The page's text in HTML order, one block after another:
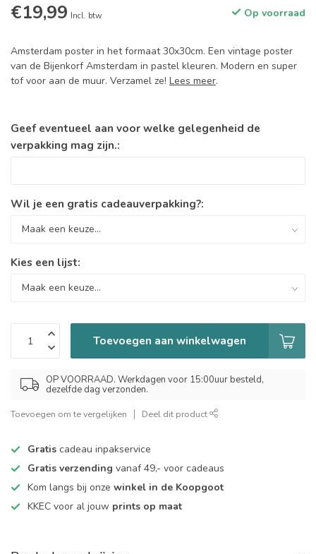
€19,99 Incl. btw Op voorraad
Amsterdam poster in het formaat 30x30cm. Een vintage poster
van de Bijenkorf Amsterdam in pastel kleuren. Modern en super
tof voor aan de muur. Verzamel ze! Lees meer.
Geef eventueel aan voor welke gelegenheid de
verpakking mag zijn.:
Wil je een gratis cadeauverpakking?:
Kies een lijst:
Toevoegen aan winkelwagen
OP VOORRAAD. Werkdagen voor 15:00uur besteld,
dezelfde dag verzonden.
Toevoegen om te vergelijken Deel dit product
Gratis cadeau inpakservice
Gratis verzending vanaf 49,- voor cadeaus
Kom langs bij onze winkel in de Koopgoot
KKEC voor al jouw prints op maat